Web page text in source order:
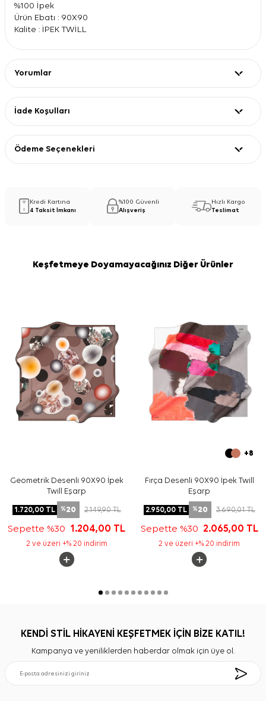
%100 İpek
Ürün Ebatı : 90X90
Kalite : İPEK TWİLL
Yorumlar
İade Koşulları
Ödeme Seçenekleri
Kredi Kartına
4 Taksit İmkanı
%100 Güvenli
Alışveriş
Hızlı Kargo
Teslimat
Keşfetmeye Doyamayacağınız Diğer Ürünler
Geometrik Desenli 90X90 İpek
Twill Eşarp
1.720,00TL %20 2.149,90TL
Sepette %30 1.204,00 TL
2 ve üzeri +% 20 indirim
+8
Fırça Desenli 90X90 İpek Twill
Eşarp
2.950,00TL %20 3.690,01TL
Sepette %30 2.065,00 TL
2 ve üzeri +% 20 indirim
KENDİ STİL HİKAYENİ KEŞFETMEK İÇİN BİZE KATIL!
Kampanya ve yeniliklerden haberdar olmak için üye ol.